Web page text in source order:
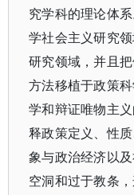
究学科的理论体
学社会主义研究
研究领域，并且
方法移植于政策
学和辩证唯物主
释政策定义、性
象与政治经济以
空洞和过于教条